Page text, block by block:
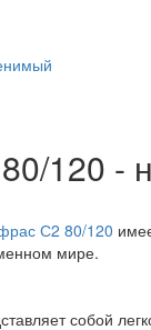
120 -
С2 80/120
мире.
собой